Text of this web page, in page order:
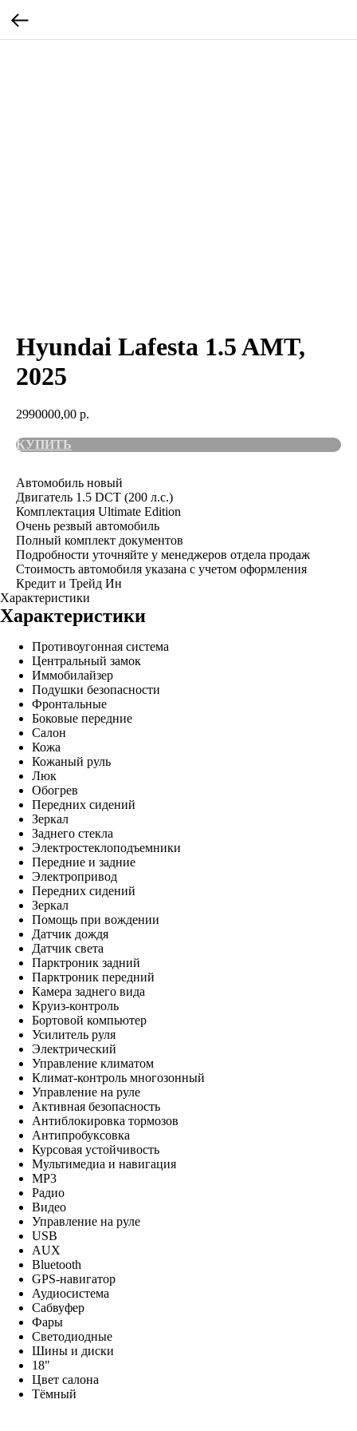
Hyundai Lafesta 1.5 AMT,
2025
2990000,00 р.
КУПИТЬ
Автомобиль новый
Двигатель 1.5 DCT (200 л.с.)
Комплектация Ultimate Edition
Очень резвый автомобиль
Полный комплект документов
Подробности уточняйте у менеджеров отдела продаж
Стоимость автомобиля указана с учетом оформления
Кредит и Трейд Ин
Характеристики
Характеристики
Противоугонная система
Центральный замок
Иммобилайзер
Подушки безопасности
Фронтальные
Боковые передние
Салон
Кожа
Кожаный руль
Люк
Обогрев
Передних сидений
Зеркал
Заднего стекла
Электростеклоподъемники
Передние и задние
Электропривод
Передних сидений
Зеркал
Помощь при вождении
Датчик дождя
Датчик света
Парктроник задний
Парктроник передний
Камера заднего вида
Круиз-контроль
Бортовой компьютер
Усилитель руля
Электрический
Управление климатом
Климат-контроль многозонный
Управление на руле
Активная безопасность
Антиблокировка тормозов
Антипробуксовка
Курсовая устойчивость
Мультимедиа и навигация
MP3
Радио
Видео
Управление на руле
USB
AUX
Bluetooth
GPS-навигатор
Аудиосистема
Сабвуфер
Фары
Светодиодные
Шины и диски
18"
Цвет салона
Тёмный